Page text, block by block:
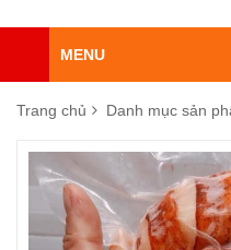
MENU
Trang chủ Danh mục sản